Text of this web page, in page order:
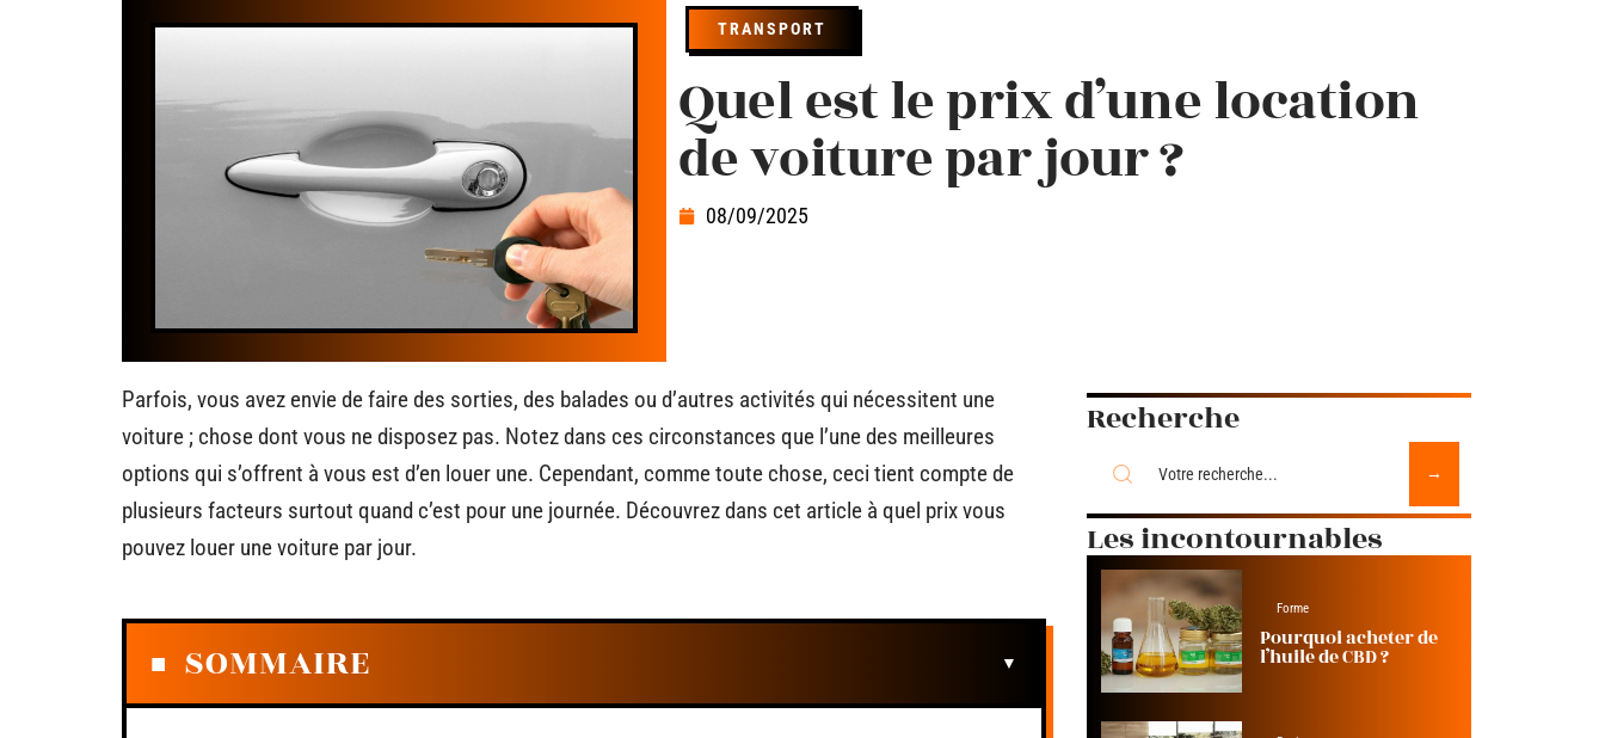
TRANSPORT
Quel est le prix d’une location
de voiture par jour ?
08/09/2025
Parfois, vous avez envie de faire des sorties, des balades ou d’autres activités qui nécessitent une
voiture ; chose dont vous ne disposez pas. Notez dans ces circonstances que l’une des meilleures
options qui s’offrent à vous est d’en louer une. Cependant, comme toute chose, ceci tient compte de
plusieurs facteurs surtout quand c’est pour une journée. Découvrez dans cet article à quel prix vous
pouvez louer une voiture par jour.
SOMMAIRE
Recherche
Les incontournables
Forme
Pourquoi acheter de
l’huile de CBD ?